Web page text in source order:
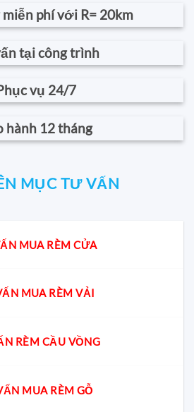
miễn phí với R= 20km
tại công trình
vụ 24/7
hành 12 tháng
MỤC TƯ VẤN
MUA RÈM CỬA
MUA RÈM VẢI
RÈM CẦU VỒNG
MUA RÈM GỖ